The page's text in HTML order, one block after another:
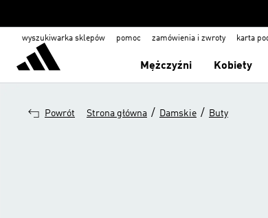
wyszukiwarka sklepów pomoc zamówienia i zwroty karta
Mężczyźni Kobiety
Powrót Strona główna / Damskie / Buty